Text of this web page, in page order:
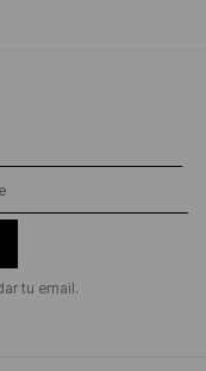
tu email.